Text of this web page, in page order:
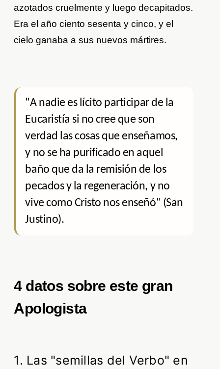
azotados cruelmente y luego decapitados.
Era el año ciento sesenta y cinco, y el
cielo ganaba a sus nuevos mártires.
"A nadie es lícito participar de la
Eucaristía si no cree que son
verdad las cosas que enseñamos,
y no se ha purificado en aquel
baño que da la remisión de los
pecados y la regeneración, y no
vive como Cristo nos enseñó" (San
Justino).
4 datos sobre este gran
Apologista
1. Las "semillas del Verbo" en